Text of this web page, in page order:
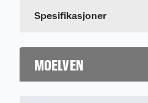
Spesifikasjoner
MOELVEN